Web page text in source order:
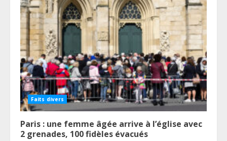
Faits divers
Paris : une femme âgée arrive à l’église avec
2 grenades, 100 fidèles évacués